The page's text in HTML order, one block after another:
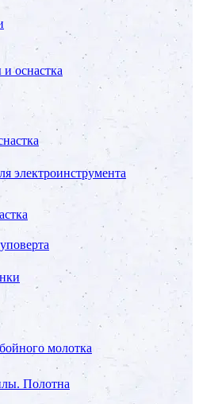
оснастка
электроинструмента
молотка
Полотна